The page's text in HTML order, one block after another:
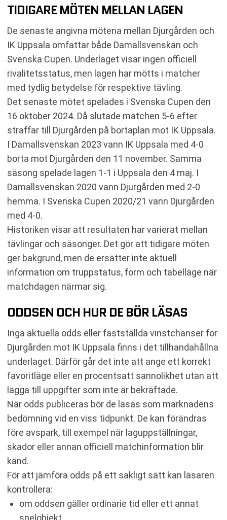
TIDIGARE MÖTEN MELLAN LAGEN
De senaste angivna mötena mellan Djurgården och
IK Uppsala omfattar både Damallsvenskan och
Svenska Cupen. Underlaget visar ingen officiell
rivalitetsstatus, men lagen har mötts i matcher
med tydlig betydelse för respektive tävling.
Det senaste mötet spelades i Svenska Cupen den
16 oktober 2024. Då slutade matchen 5-6 efter
straffar till Djurgården på bortaplan mot IK Uppsala.
I Damallsvenskan 2023 vann IK Uppsala med 4-0
borta mot Djurgården den 11 november. Samma
säsong spelade lagen 1-1 i Uppsala den 4 maj. I
Damallsvenskan 2020 vann Djurgården med 2-0
hemma. I Svenska Cupen 2020/21 vann Djurgården
med 4-0.
Historiken visar att resultaten har varierat mellan
tävlingar och säsonger. Det gör att tidigare möten
ger bakgrund, men de ersätter inte aktuell
information om truppstatus, form och tabelläge när
matchdagen närmar sig.
ODDSEN OCH HUR DE BÖR LÄSAS
Inga aktuella odds eller fastställda vinstchanser för
Djurgården mot IK Uppsala finns i det tillhandahållna
underlaget. Därför går det inte att ange ett korrekt
favoritläge eller en procentsatt sannolikhet utan att
lägga till uppgifter som inte är bekräftade.
När odds publiceras bör de läsas som marknadens
bedömning vid en viss tidpunkt. De kan förändras
före avspark, till exempel när laguppställningar,
skador eller annan officiell matchinformation blir
känd.
För att jämföra odds på ett sakligt sätt kan läsaren
kontrollera:
om oddsen gäller ordinarie tid eller ett annat
spelobjekt,